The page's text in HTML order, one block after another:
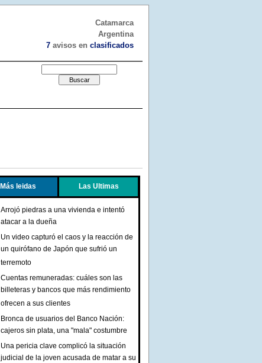
Catamarca
Argentina
7 avisos en clasificados
Más leidas Las Ultimas
Arrojó piedras a una vivienda e intentó
atacar a la dueña
Un video capturó el caos y la reacción de
un quirófano de Japón que sufrió un
terremoto
Cuentas remuneradas: cuáles son las
billeteras y bancos que más rendimiento
ofrecen a sus clientes
Bronca de usuarios del Banco Nación:
cajeros sin plata, una "mala" costumbre
Una pericia clave complicó la situación
judicial de la joven acusada de matar a su